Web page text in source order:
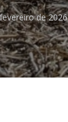
de 2026